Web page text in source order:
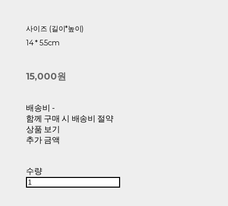
사이즈 (길이*높이)
14 * 5.5cm
15,000원
배송비 -
함께 구매 시 배송비 절약
상품 보기
추가 금액
수량